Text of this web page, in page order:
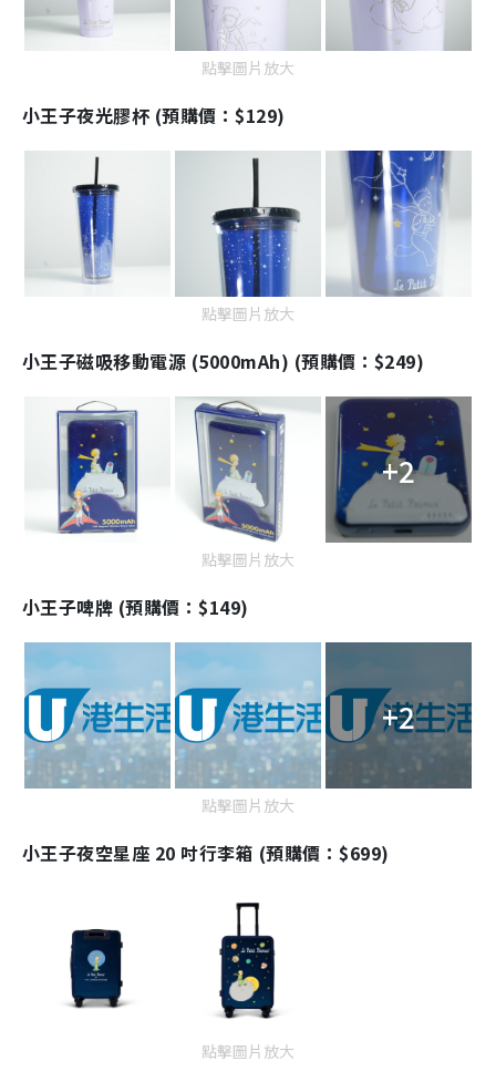
點擊圖片放大
小王子夜光膠杯 (預購價：$129)
點擊圖片放大
小王子磁吸移動電源 (5000mAh) (預購價：$249)
+2
點擊圖片放大
小王子啤牌 (預購價：$149)
+2
點擊圖片放大
小王子夜空星座 20 吋行李箱 (預購價：$699)
點擊圖片放大